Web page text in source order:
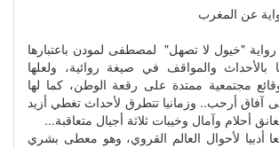
عن المغرب
"خيول لا تصهل" لمصطفى لمودن باعتبارها
بالأحداث والمواقف في صيغة روائية، ولعلها
مجتمعية ممتدة على رقعة الوطن، كما لها
آفاق أرحب.. وزمانيا تتطرق لأحداث تغطي أزيد
وآمال وخيبات ثلاثة أجيال متعاقبة...
أدبيا لأحوال العالم القروي، وهو معطى بشري